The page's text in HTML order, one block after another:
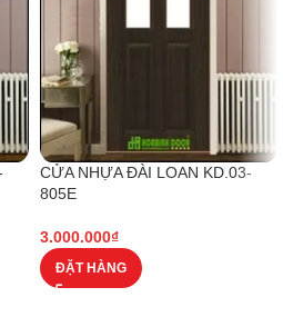
CỬA NHỰA ĐÀI LOAN KD.03-
805E
3.000.000₫
ĐẶT HÀNG